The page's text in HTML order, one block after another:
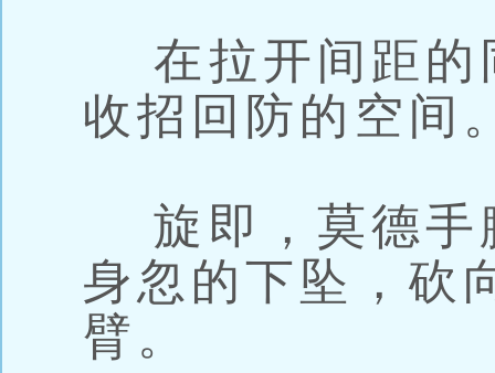
在拉开间距的
收招回防的空间
旋即，莫德手
身忽的下坠，砍
臂。